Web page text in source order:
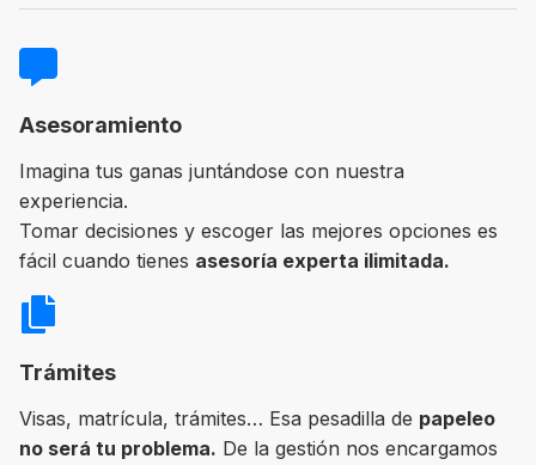
Asesoramiento
Imagina tus ganas juntándose con nuestra
experiencia.
Tomar decisiones y escoger las mejores opciones es
fácil cuando tienes asesoría experta ilimitada.
Trámites
Visas, matrícula, trámites… Esa pesadilla de papeleo
no será tu problema. De la gestión nos encargamos